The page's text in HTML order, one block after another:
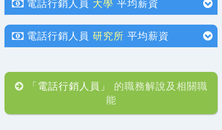
電話行銷人員 大學 平均薪資
電話行銷人員 研究所 平均薪資
「電話行銷人員」
的職務解說及相關職
能